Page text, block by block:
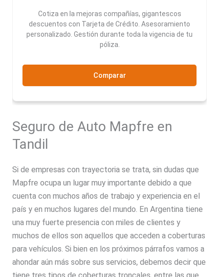
Cotiza en la mejoras compañías, gigantescos
descuentos con Tarjeta de Crédito. Asesoramiento
personalizado. Gestión durante toda la vigencia de tu
póliza.
Comparar
Seguro de Auto Mapfre en
Tandil
Si de empresas con trayectoria se trata, sin dudas que
Mapfre ocupa un lugar muy importante debido a que
cuenta con muchos años de trabajo y experiencia en el
país y en muchos lugares del mundo. En Argentina tiene
una muy fuerte presencia con miles de clientes y
muchos de ellos son aquellos que acceden a coberturas
para vehículos. Si bien en los próximos párrafos vamos a
ahondar aún más sobre sus servicios, debemos decir que